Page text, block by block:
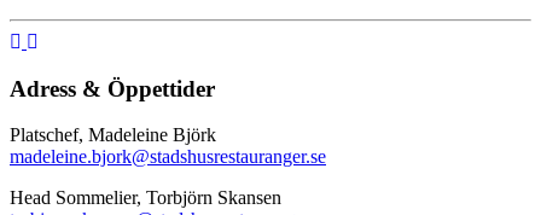
Adress & Öppettider
Platschef, Madeleine Björk
madeleine.bjork@stadshusrestauranger.se
Head Sommelier, Torbjörn Skansen